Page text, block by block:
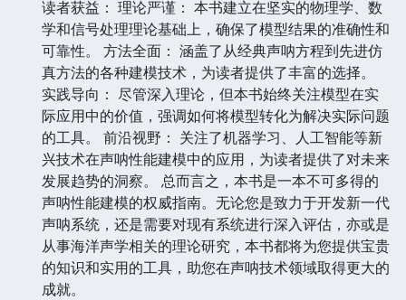
读者获益： 理论严谨： 本书建立在坚实的物理学、数
学和信号处理理论基础上，确保了模型结果的准确性和
可靠性。 方法全面： 涵盖了从经典声呐方程到先进仿
真方法的各种建模技术，为读者提供了丰富的选择。
实践导向： 尽管深入理论，但本书始终关注模型在实
际应用中的价值，强调如何将模型转化为解决实际问题
的工具。 前沿视野： 关注了机器学习、人工智能等新
兴技术在声呐性能建模中的应用，为读者提供了对未来
发展趋势的洞察。 总而言之，本书是一本不可多得的
声呐性能建模的权威指南。无论您是致力于开发新一代
声呐系统，还是需要对现有系统进行深入评估，亦或是
从事海洋声学相关的理论研究，本书都将为您提供宝贵
的知识和实用的工具，助您在声呐技术领域取得更大的
成就。